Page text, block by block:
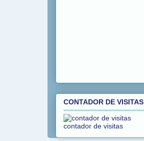
CONTADOR DE VISITAS
contador de visitas